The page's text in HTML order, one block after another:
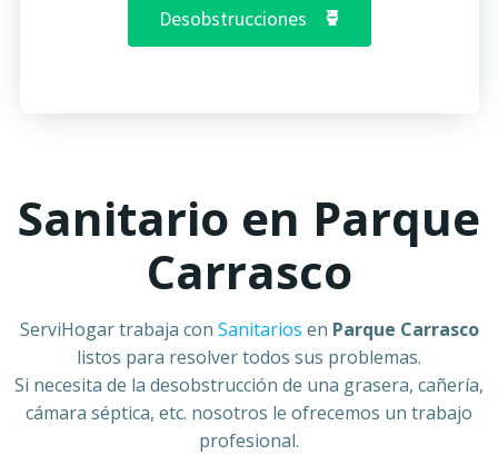
Desobstrucciones
Sanitario en Parque
Carrasco
ServiHogar trabaja con Sanitarios en Parque Carrasco
listos para resolver todos sus problemas.
Si necesita de la desobstrucción de una grasera, cañería,
cámara séptica, etc. nosotros le ofrecemos un trabajo
profesional.